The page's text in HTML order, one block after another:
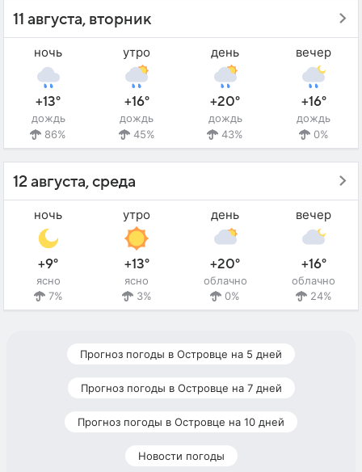
11 августа, вторник
ночь
+13°
дождь
86%
утро
+16°
дождь
45%
день
+20°
дождь
43%
вечер
+16°
дождь
0%
12 августа, среда
ночь
+9°
ясно
7%
утро
+13°
ясно
3%
день
+20°
облачно
0%
вечер
+16°
облачно
24%
Прогноз погоды в Островце на 5 дней
Прогноз погоды в Островце на 7 дней
Прогноз погоды в Островце на 10 дней
Новости погоды